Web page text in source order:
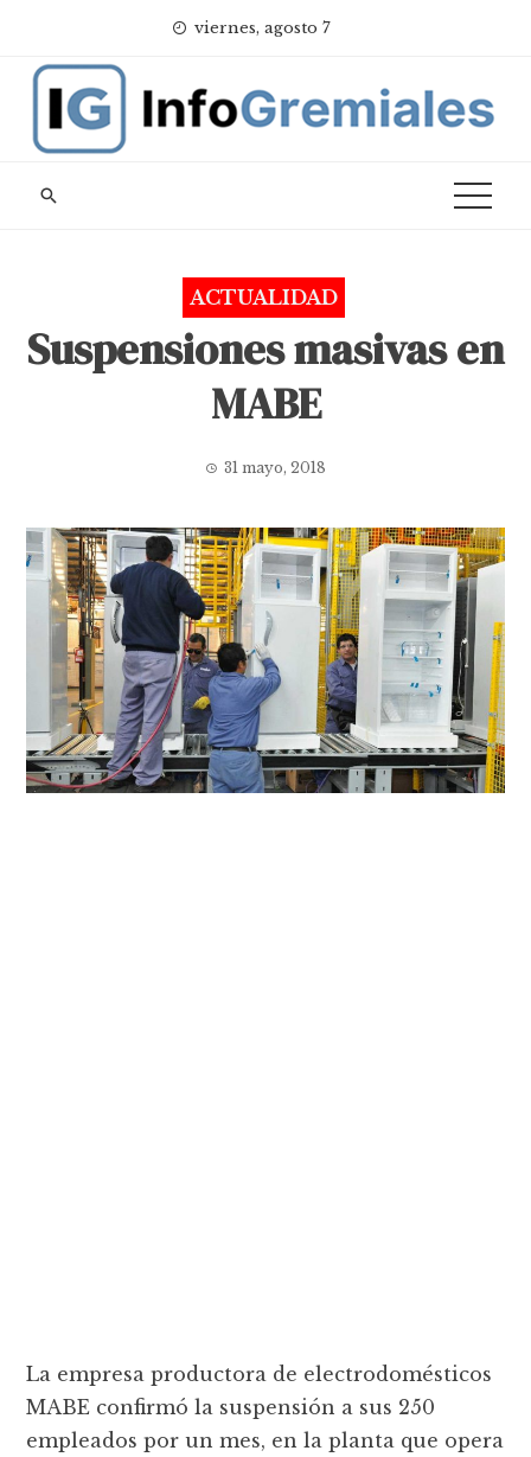
content
viernes, agosto 7
ACTUALIDAD
Suspensiones masivas en
MABE
31 mayo, 2018
La empresa productora de electrodomésticos
MABE confirmó la suspensión a sus 250
empleados por un mes, en la planta que opera